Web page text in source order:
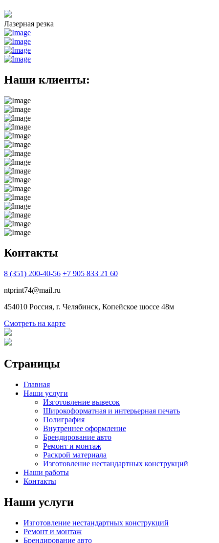
Лазерная резка
Наши клиенты:
Контакты
8 (351) 200-40-56 +7 905 833 21 60
ntprint74@mail.ru
454010 Россия, г. Челябинск, Копейское шоссе 48м
Смотреть на карте
Страницы
Главная
Наши услуги
Изготовление вывесок
Широкоформатная и интерьерная печать
Полиграфия
Внутреннее оформление
Брендирование авто
Ремонт и монтаж
Раскрой материала
Изготовление нестандартных конструкций
Наши работы
Контакты
Наши услуги
Изготовление нестандартных конструкций
Ремонт и монтаж
Брендирование авто